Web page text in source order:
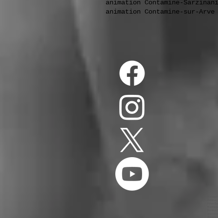
animation Contamine-Sarzin
animation Contamine-sur-Arve